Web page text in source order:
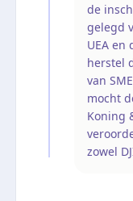
de
gelegd
UEA en
herstel
van
mocht
Koning
zowel